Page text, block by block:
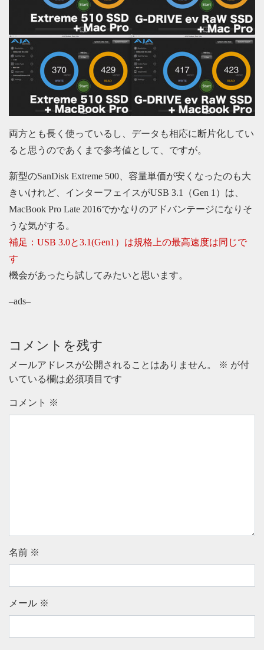
両方とも長く使っているし、データも相応に断片化してい
ると思うのであくまで参考値として、ですが。
新型のSanDisk Extreme 500、容量単価が安くなったのも大
きいけれど、インターフェイスがUSB 3.1（Gen 1）は、
MacBook Pro Late 2016でかなりのアドバンテージになりそ
うな気がする。
補足：USB 3.0と3.1(Gen1）は規格上の最高速度は同じで
す
機会があったら試してみたいと思います。
–ads–
コメントを残す
メールアドレスが公開されることはありません。 ※ が付
いている欄は必須項目です
コメント ※
名前 ※
メール ※